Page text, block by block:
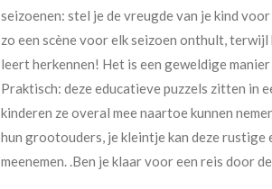
seizoenen: stel je de vreugde van je kind
zo een scène voor elk seizoen onthult,
leert herkennen! Het is een geweldige
Praktisch: deze educatieve puzzels zitten in
kinderen ze overal mee naartoe kunnen
hun grootouders, je kleintje kan deze
meenemen. .Ben je klaar voor een reis door